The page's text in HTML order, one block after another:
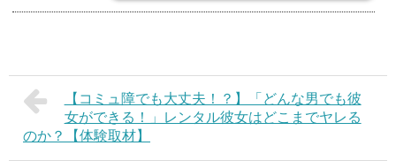
【コミュ障でも大丈夫！？】「どんな男でも彼
女ができる！」レンタル彼女はどこまでヤレる
のか？【体験取材】